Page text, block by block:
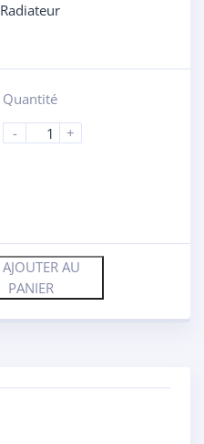
Radiateur
Quantité
-
+
AJOUTER AU
PANIER